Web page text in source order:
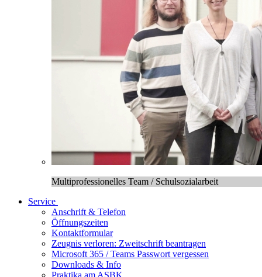
Multiprofessionelles Team / Schulsozialarbeit
Service
Anschrift & Telefon
Öffnungszeiten
Kontaktformular
Zeugnis verloren: Zweitschrift beantragen
Microsoft 365 / Teams Passwort vergessen
Downloads & Info
Praktika am ASBK